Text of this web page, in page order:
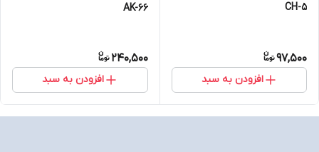
CH-5
97,500
افزودن به سبد
AK-66
240,500
افزودن به سبد